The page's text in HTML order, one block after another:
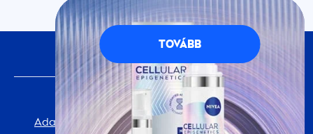
területén. A modern dezodorok és izzadásgátlók
megküzdenek a szagokkal, és egész napos
frissességet biztosítanak. Az izzadásgátlók
ráadásul az izzadással szemben is felveszik a
Dezodor vagy izzadásgátló?
FONTOS INFORMÁCIÓ
Adatvédelmi Tájékoztató Cookie-beállítások
KÖVESS MINKET
TOVÁBB